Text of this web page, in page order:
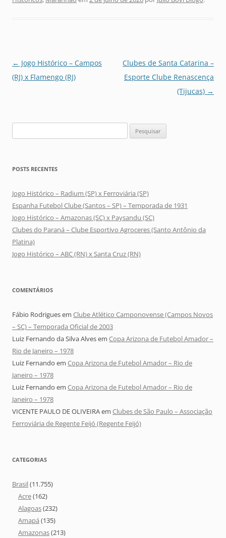
Navegação
de
← Jogo Histórico – Campos
(RJ) x Flamengo (RJ)
Clubes de Santa Catarina –
Esporte Clube Renascença
(Tijucas) →
por:
POSTS RECENTES
Jogo Histórico – Radium (SP) x Ferroviária (SP)
Espanha Futebol Clube (Santos – SP) – Temporada de 1931
Jogo Histórico – Amazonas (SC) x Paysandu (SC)
Clubes do Paraná – Clube Esportivo Agroceres (Santo Antônio da
Platina)
Jogo Histórico – ABC (RN) x Santa Cruz (RN)
COMENTÁRIOS
Fábio Rodriguesem Clube Atlético Camponovense (Campos Novos
– SC) – Temporada Oficial de 2003
Luiz Fernando da Silva Alvesem Copa Arizona de Futebol Amador –
Rio de Janeiro – 1978
Luiz Fernando em Copa Arizona de Futebol Amador – Rio de
Janeiro – 1978
Luiz Fernando em Copa Arizona de Futebol Amador – Rio de
Janeiro – 1978
VICENTE PAULO DE OLIVEIRAem Clubes de São Paulo – Associação
Ferroviária de Regente Feijó (Regente Feijó)
CATEGORIAS
Brasil(11.755)
Acre(162)
Alagoas(232)
Amapá (135)
Amazonas(213)